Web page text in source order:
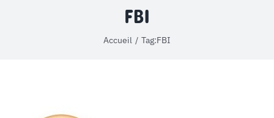
FBI
Accueil Tag:FBI